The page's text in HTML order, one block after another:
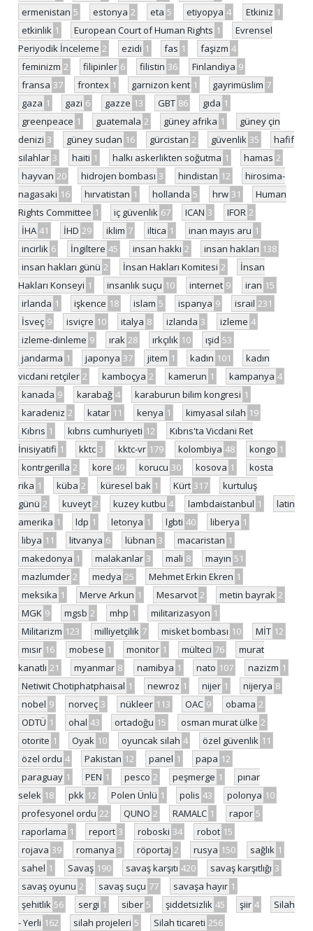
ermenistan 5 estonya 2 eta 5 etiyopya 4 Etkiniz 1
etkinlik 1 European Court of Human Rights 1
Evrensel
Periyodik İnceleme 2 ezidi 1 fas 1 faşizm 4
feminizm 2 filipinler 6 filistin 36 Finlandiya 9
fransa 37 frontex 1 garnizon kent 1 gayrimüslim 7
gaza 1 gazi 6 gazze 13 GBT 86 gıda 1
greenpeace 1 guatemala 2 güney afrika 1
güney çin
denizi 3 güney sudan 16 gürcistan 2 güvenlik 35
hafif
silahlar 3 haiti 1 halkı askerlikten soğutma 1 hamas 2
hayvan 20 hidrojen bombası 3 hindistan 12
hirosima-
nagasaki 16 hırvatistan 1 hollanda 5 hrw 31
Human
Rights Committee 1 iç güvenlik 67 ICAN 3 IFOR 2
İHA 41 İHD 29 iklim 7 iltica 1 inan mayıs aru 1
incirlik 6 İngiltere 45 insan hakkı 2 insan hakları 138
insan hakları günü 2 İnsan Hakları Komitesi 2
İnsan
Hakları Konseyi 1 insanlık suçu 10 internet 9 iran 15
irlanda 1 işkence 18 islam 5 ispanya 9 israil 231
İsveç 9 isviçre 10 italya 8 izlanda 3 izleme 4
izleme-dinleme 9 ırak 28 ırkçılık 10 ışid 53
jandarma 1 japonya 37 jitem 1 kadın 101
kadın
vicdani retçiler 2 kamboçya 2 kamerun 1 kampanya 4
kanada 9 karabağ 4 karaburun bilim kongresi 1
karadeniz 2 katar 11 kenya 1 kimyasal silah 19
Kıbrıs 1 kıbrıs cumhuriyeti 12
Kıbrıs'ta Vicdani Ret
İnisiyatifi 1 kktc 3 kktc-vr 179 kolombiya 48 kongo 1
kontrgerilla 2 kore 49 korucu 30 kosova 1
kosta
rika 1 küba 2 küresel bak 1 Kürt 317
kurtuluş
günü 2 kuveyt 2 kuzey kutbu 4 lambdaistanbul 1
latin
amerika 1 ldp 1 letonya 1 lgbti 40 liberya 1
libya 11 litvanya 6 lübnan 3 macaristan 1
makedonya 1 malakanlar 3 mali 8 mayın 51
mazlumder 2 medya 25 Mehmet Erkin Ekren 1
meksika 1 Merve Arkun 1 Mesarvot 2 metin bayrak 2
MGK 9 mgsb 2 mhp 1 militarizasyon 1
Militarizm 123 milliyetçilik 7 misket bombası 10 MİT 12
mısır 16 mobese 1 monitor 1 mülteci 76
murat
kanatlı 21 myanmar 8 namibya 1 nato 107 nazizm 1
Netiwit Chotiphatphaisal 1 newroz 1 nijer 1 nijerya 8
nobel 9 norveç 3 nükleer 113 OAC 9 obama 2
ODTÜ 1 ohal 43 ortadoğu 15 osman murat ülke 2
otorite 1 Oyak 10 oyuncak silah 4 özel güvenlik 11
özel ordu 4 Pakistan 12 panel 1 papa 12
paraguay 1 PEN 1 pesco 2 peşmerge 1
pınar
selek 18 pkk 12 Polen Ünlü 1 polis 43 polonya 10
profesyonel ordu 22 QUNO 2 RAMALC 1 rapor 5
raporlama 1 report 3 roboski 34 robot 15
rojava 39 romanya 3 röportaj 2 rusya 150 sağlık 1
sahel 1 Savaş 190 savaş karşıtı 420 savaş karşıtlığı 3
savaş oyunu 2 savaş suçu 77 savaşa hayır 1
şehitlik 56 sergi 1 siber 5 şiddetsizlik 45 şiir 4
Silah
- Yerli 162 silah projeleri 5 Silah ticareti 256